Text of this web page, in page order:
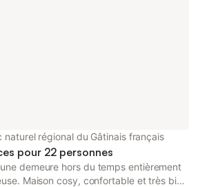
naturel régional du Gâtinais français
pour 22 personnes
demeure hors du temps entièrement
Maison cosy, confortable et très bien